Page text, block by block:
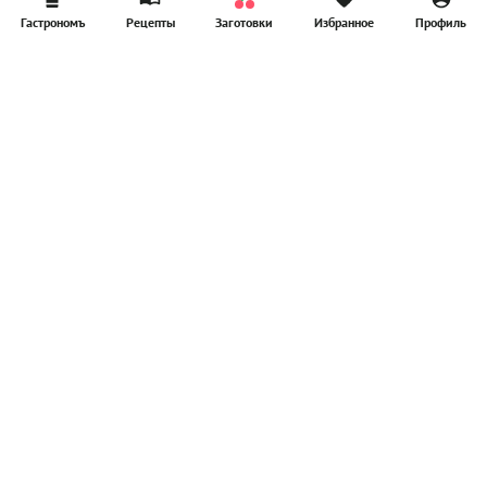
Гастрономъ Рецепты Заготовки Избранное Профиль